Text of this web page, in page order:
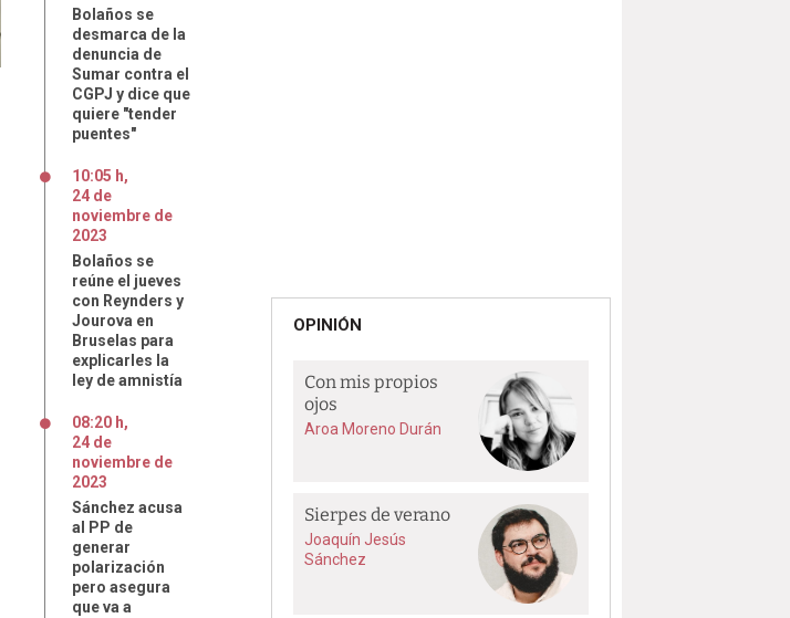
Bolaños se
desmarca de la
denuncia de
Sumar contra el
CGPJ y dice que
quiere "tender
puentes"
10:05 h,
24 de
noviembre de
2023
Bolaños se
reúne el jueves
con Reynders y
Jourova en
Bruselas para
explicarles la
ley de amnistía
08:20 h,
24 de
noviembre de
2023
Sánchez acusa
al PP de
generar
polarización
pero asegura
que va a
OPINIÓN
Con mis propios
ojos
Aroa Moreno Durán
Sierpes de verano
Joaquín Jesús
Sánchez